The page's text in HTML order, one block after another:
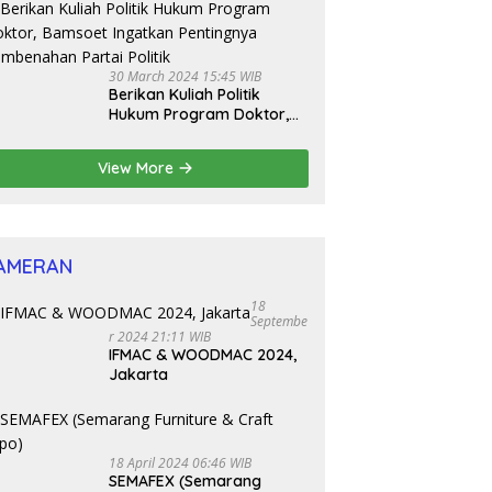
Tentang Kepemilikan
Senjata Api
30 March 2024 15:45 WIB
Berikan Kuliah Politik
Hukum Program Doktor,
Pentingnya Pembenahan
Partai Politik
View More
18
Septembe
R 2024 21:11 WIB
IFMAC & WOODMAC 2024,
Jakarta
18 April 2024 06:46 WIB
SEMAFEX (Semarang